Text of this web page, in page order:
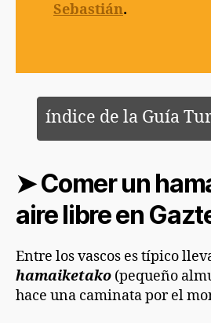
Sebastián.
índice de la Guía
➤ Comer un
aire libre en
Entre los vascos es típico
hamaiketako (pequeño
hace una caminata por el